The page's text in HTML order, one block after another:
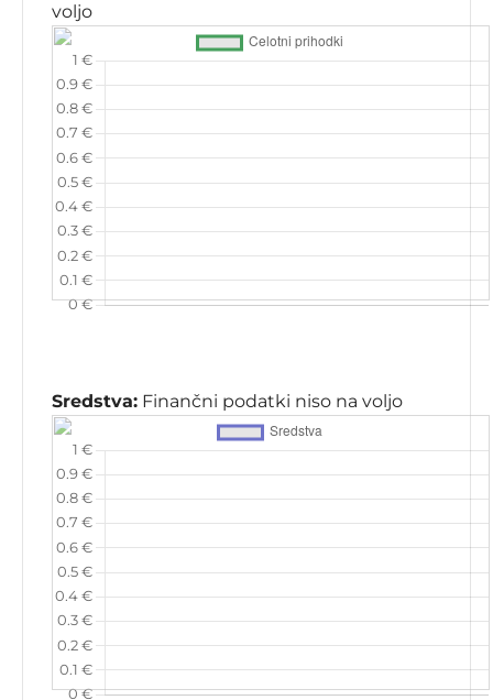
voljo
Sredstva: Finančni podatki niso na voljo